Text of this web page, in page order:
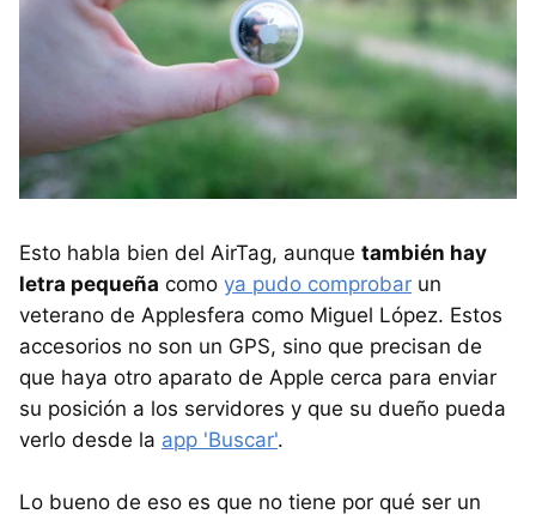
Esto habla bien del AirTag, aunque también hay
letra pequeña como ya pudo comprobar un
veterano de Applesfera como Miguel López. Estos
accesorios no son un GPS, sino que precisan de
que haya otro aparato de Apple cerca para enviar
su posición a los servidores y que su dueño pueda
verlo desde la app 'Buscar'.
Lo bueno de eso es que no tiene por qué ser un